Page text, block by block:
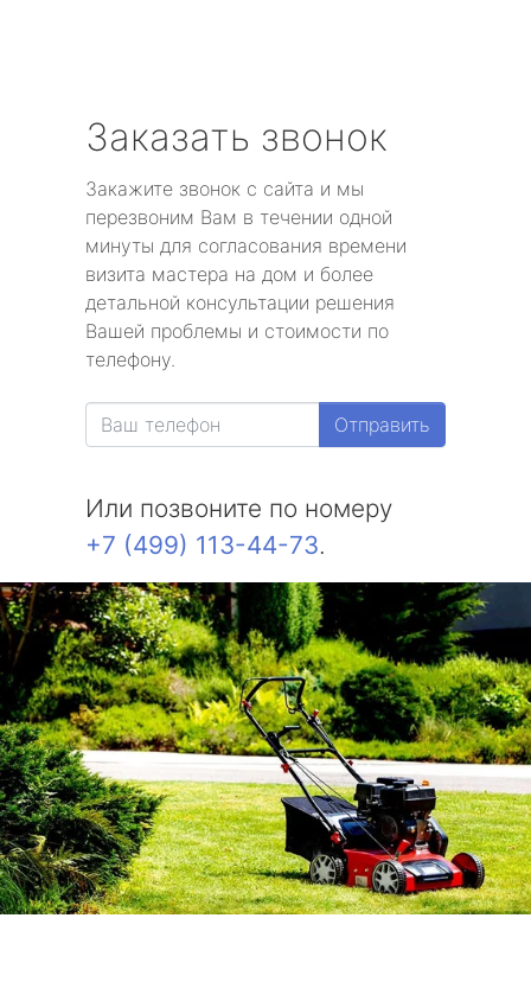
Заказать звонок
Закажите звонок с сайта и мы
перезвоним Вам в течении одной
минуты для согласования времени
визита мастера на дом и более
детальной консультации решения
Вашей проблемы и стоимости по
телефону.
Отправить
Или позвоните по номеру
+7 (499) 113-44-73.